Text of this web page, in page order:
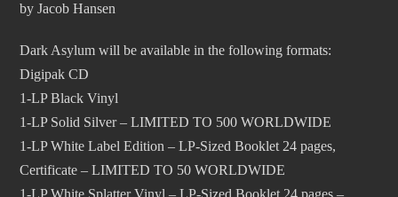
by Jacob Hansen
Dark Asylum will be available in the following formats:
Digipak CD
1-LP Black Vinyl
1-LP Solid Silver – LIMITED TO 500 WORLDWIDE
1-LP White Label Edition – LP-Sized Booklet 24 pages,
Certificate – LIMITED TO 50 WORLDWIDE